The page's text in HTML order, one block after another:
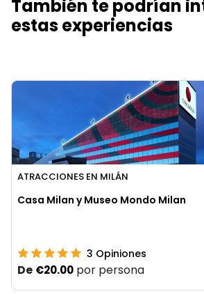
También te podrían
estas experiencias
ATRACCIONES EN MILÁN
Casa Milan y Museo Mondo Milan
3 Opiniones
De €20.00 por persona